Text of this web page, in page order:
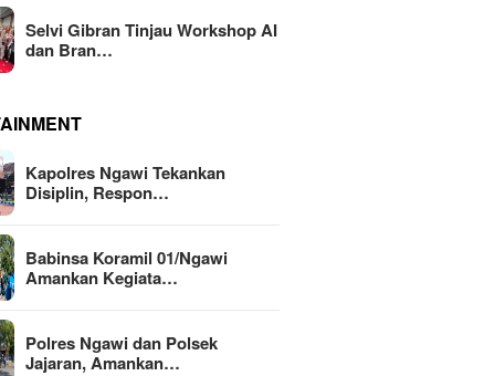
Selvi Gibran Tinjau Workshop AI
dan Bran…
Kapolres Ngawi Tekankan
Disiplin, Respon…
Babinsa Koramil 01/Ngawi
Amankan Kegiata…
Polres Ngawi dan Polsek
Jajaran, Amankan…